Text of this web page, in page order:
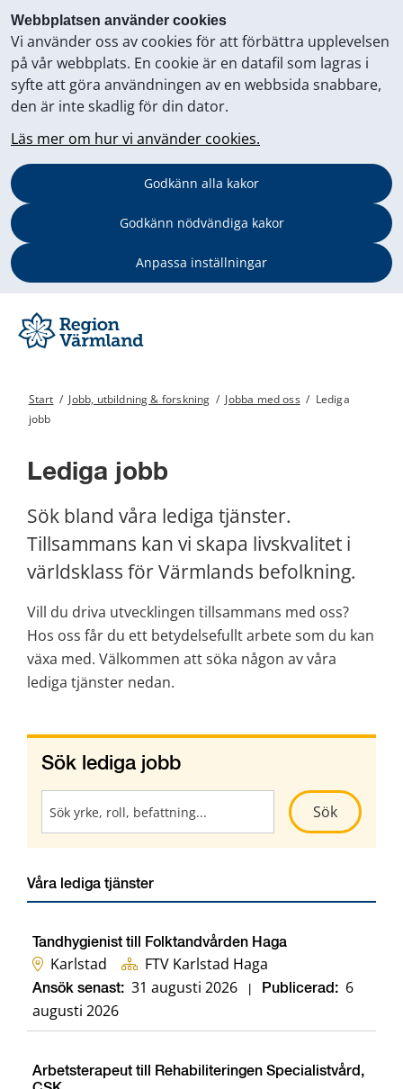
Webbplatsen använder cookies
Vi använder oss av cookies för att förbättra upplevelsen
på vår webbplats. En cookie är en datafil som lagras i
syfte att göra användningen av en webbsida snabbare,
den är inte skadlig för din dator.
Läs mer om hur vi använder cookies.
Godkänn alla kakor
Godkänn nödvändiga kakor
Anpassa inställningar
Start / Jobb, utbildning & forskning / Jobba med oss / Lediga
jobb
Lediga jobb
Sök bland våra lediga tjänster.
Tillsammans kan vi skapa livskvalitet i
världsklass för Värmlands befolkning.
Vill du driva utvecklingen tillsammans med oss?
Hos oss får du ett betydelsefullt arbete som du kan
växa med. Välkommen att söka någon av våra
lediga tjänster nedan.
Sök lediga jobb
SökKör
Våra lediga tjänster
Tandhygienist till Folktandvården Haga
Karlstad FTV Karlstad Haga
Ansök senast: 31 augusti 2026 Publicerad: 6
augusti 2026
Arbetsterapeut till Rehabiliteringen Specialistvård,